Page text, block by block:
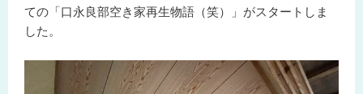
ての「口永良部空き家再生物語（笑）」がスタートしま
した。